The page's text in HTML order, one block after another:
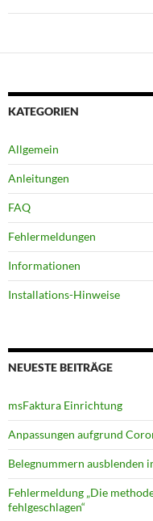
KATEGORIEN
Allgemein
Anleitungen
FAQ
Fehlermeldungen
Informationen
Installations-Hinweise
NEUESTE BEITRÄGE
msFaktura Einrichtung
Anpassungen aufgrund
Belegnummern ausblenden
Fehlermeldung „Die
fehlgeschlagen“